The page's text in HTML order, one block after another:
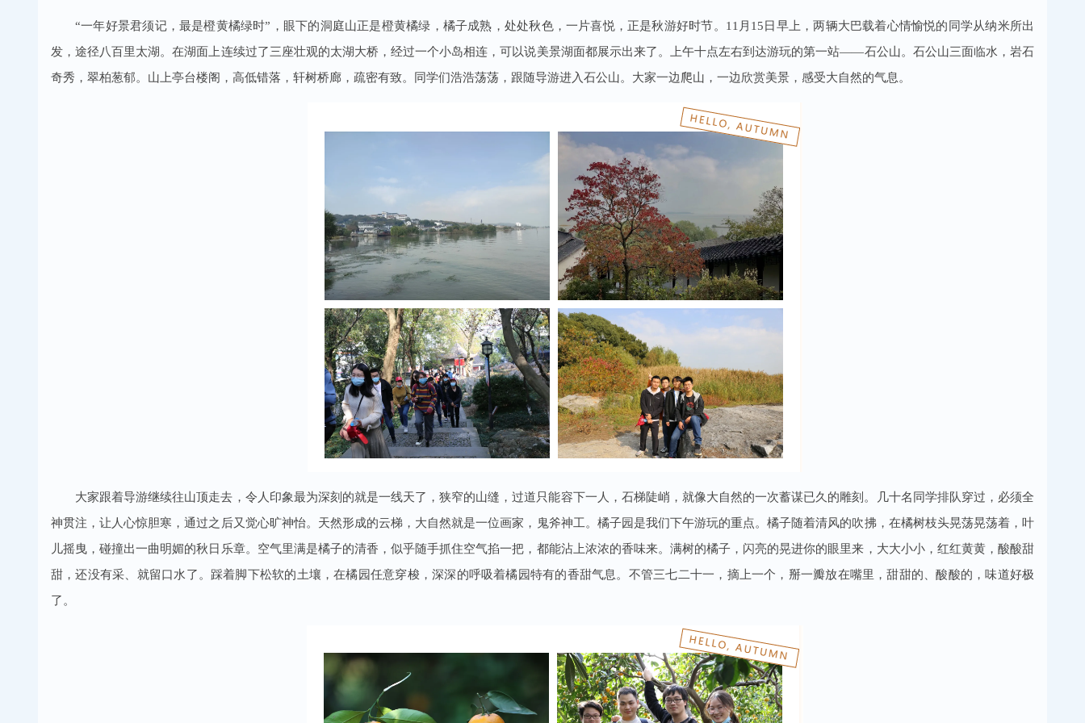
“一年好景君须记，最是橙黄橘绿时”，眼下的洞庭山正是橙黄橘绿，橘子成熟，处处秋色，一片喜悦，正是秋游好时节。11月15日早上，两辆大巴载着心情愉悦的同学从纳米所出
发，途径八百里太湖。在湖面上连续过了三座壮观的太湖大桥，经过一个小岛相连，可以说美景湖面都展示出来了。上午十点左右到达游玩的第一站——石公山。石公山三面临水，岩石
奇秀，翠柏葱郁。山上亭台楼阁，高低错落，轩树桥廊，疏密有致。同学们浩浩荡荡，跟随导游进入石公山。大家一边爬山，一边欣赏美景，感受大自然的气息。
大家跟着导游继续往山顶走去，令人印象最为深刻的就是一线天了，狭窄的山缝，过道只能容下一人，石梯陡峭，就像大自然的一次蓄谋已久的雕刻。几十名同学排队穿过，必须全
神贯注，让人心惊胆寒，通过之后又觉心旷神怡。天然形成的云梯，大自然就是一位画家，鬼斧神工。橘子园是我们下午游玩的重点。橘子随着清风的吹拂，在橘树枝头晃荡晃荡着，叶
儿摇曳，碰撞出一曲明媚的秋日乐章。空气里满是橘子的清香，似乎随手抓住空气掐一把，都能沾上浓浓的香味来。满树的橘子，闪亮的晃进你的眼里来，大大小小，红红黄黄，酸酸甜
甜，还没有采、就留口水了。踩着脚下松软的土壤，在橘园任意穿梭，深深的呼吸着橘园特有的香甜气息。不管三七二十一，摘上一个，掰一瓣放在嘴里，甜甜的、酸酸的，味道好极
了。